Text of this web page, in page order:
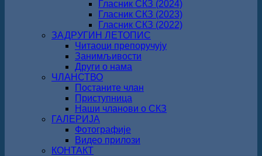
Гласник СКЗ (2024)
Гласник СКЗ (2023)
Гласник СКЗ (2022)
ЗАДРУГИН ЛЕТОПИС
Читаоци препоручују
Занимљивости
Други о нама
ЧЛАНСТВО
Постаните члан
Приступница
Наши чланови о СКЗ
ГАЛЕРИЈА
Фотографије
Видео прилози
КОНТАКТ